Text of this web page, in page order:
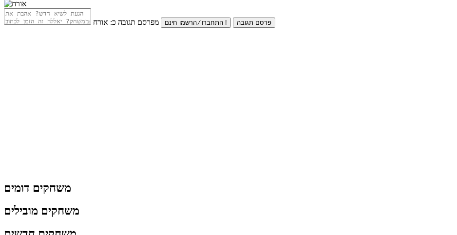
מפרסם תגובה כ: אורח התחברו ⁄ הרשמו חינם ! פרסם תגובה
משחקים דומים
משחקים מובילים